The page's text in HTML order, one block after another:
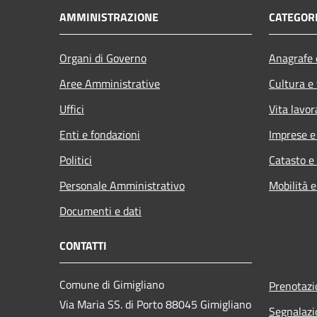
AMMINISTRAZIONE
Organi di Governo
Aree Amministrative
Uffici
Enti e fondazioni
Politici
Personale Amministrativo
Documenti e dati
Cultura
Vita
Imprese
Catasto
Mobilità
CONTATTI
Comune di Gimigliano
Via Maria SS. di Porto 88045 Gimigliano